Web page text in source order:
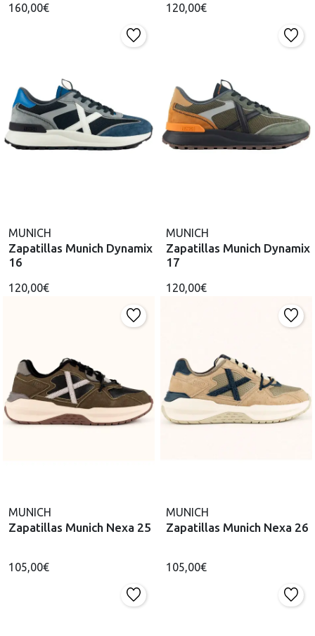
160,00€ 120,00€
MUNICH
Zapatillas Munich Dynamix
16
120,00€
MUNICH
Zapatillas Munich Dynamix
17
120,00€
MUNICH
Zapatillas Munich Nexa 25
105,00€
MUNICH
Zapatillas Munich Nexa 26
105,00€